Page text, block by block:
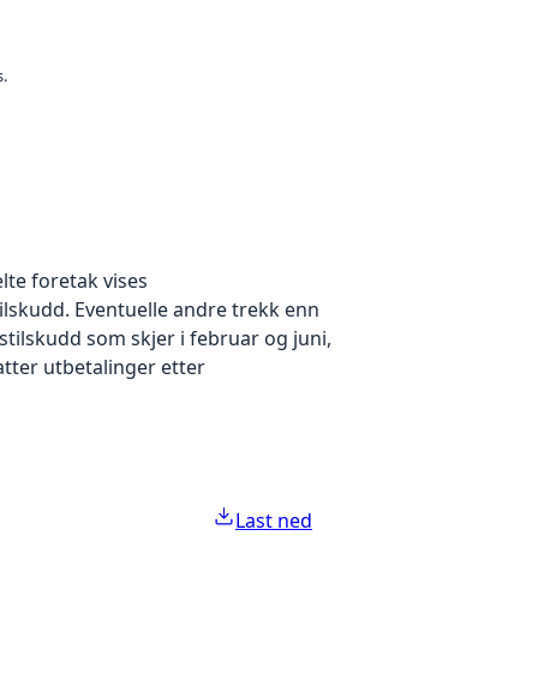
foretak vises
Eventuelle andre trekk enn
som skjer i februar og juni,
utbetalinger etter
Last ned